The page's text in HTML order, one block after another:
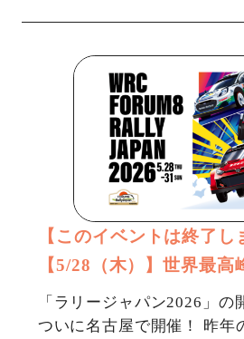
【このイベントは終了し
【5/28（木）】世界最高
ポーツ「ラリージャパン
ニングセレモニーがつい
「ラリージャパン2026」の
ついに名古屋で開催！ 昨年